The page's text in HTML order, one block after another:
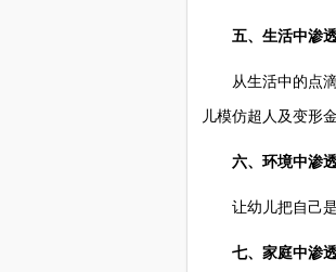
五、生活中渗
从生活中的点滴
儿模仿超人及变形
六、环境中渗
让幼儿把自己是
七、家庭中渗